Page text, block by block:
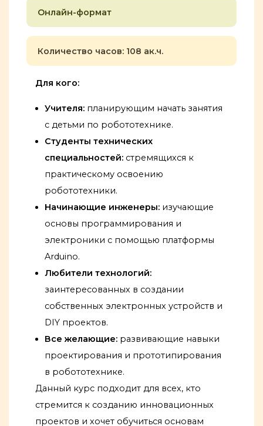
Онлайн-формат
Количество часов: 108 ак.ч.
Для кого:
Учителя: планирующим начать занятия
с детьми по робототехнике.
Студенты технических
специальностей:стремящихся к
практическому освоению
робототехники.
Начинающие инженеры:изучающие
основы программирования и
электроники с помощью платформы
Arduino.
Любители технологий:
заинтересованных в создании
собственных электронных устройств и
DIY проектов.
Все желающие:развивающие навыки
проектирования и прототипирования
в робототехнике.
Данный курс подходит для всех, кто
стремится к созданию инновационных
проектов и хочет обучиться основам